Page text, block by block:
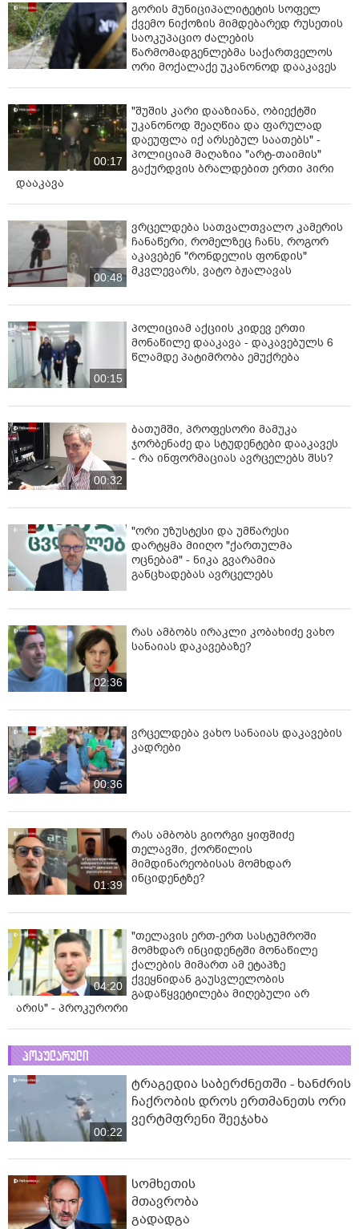
გორის მუნიციპალიტეტის სოფელ
ქვემო ნიქოზის მიმდებარედ რუსეთის
საოკუპაციო ძალების
წარმომადგენლებმა საქართველოს
ორი მოქალაქე უკანონოდ დააკავეს
00:17
"შუშის კარი დააზიანა, ობიექტში
უკანონოდ შეაღწია და ფარულად
დაეუფლა იქ არსებულ საათებს" -
პოლიციამ მაღაზია "არტ-თაიმის"
გაქურდვის ბრალდებით ერთი პირი
დააკავა
00:48
ვრცელდება სათვალთვალო კამერის
ჩანაწერი, რომელზეც ჩანს, როგორ
აკავებენ "რონდელის ფონდის"
მკვლევარს, ვატო ბჟალავას
00:15
პოლიციამ აქციის კიდევ ერთი
მონაწილე დააკავა - დაკავებულს 6
წლამდე პატიმრობა ემუქრება
00:32
ბათუმში, პროფესორი მამუკა
ჯორბენაძე და სტუდენტები დააკავეს
- რა ინფორმაციას ავრცელებს შსს?
"ორი უზუსტესი და უმწარესი
დარტყმა მიიღო "ქართულმა
ოცნებამ" - ნიკა გვარამია
განცხადებას ავრცელებს
02:36
რას ამბობს ირაკლი კობახიძე ვახო
სანაიას დაკავებაზე?
00:36
ვრცელდება ვახო სანაიას დაკავების
კადრები
01:39
რას ამბობს გიორგი ყიფშიძე
თელავში, ქორწილის
მიმდინარეობისას მომხდარ
ინციდენტზე?
04:20
"თელავის ერთ-ერთ სასტუმროში
მომხდარ ინციდენტში მონაწილე
ქალების მიმართ ამ ეტაპზე
ქვეყნიდან გაუსვლელობის
გადაწყვეტილება მიღებული არ
არის" - პროკურორი
პოპულარული
00:22
ტრაგედია საბერძნეთში - ხანძრის
ჩაქრობის დროს ერთმანეთს ორი
ვერტმფრენი შეეჯახა
სომხეთის
მთავრობა
გადადგა